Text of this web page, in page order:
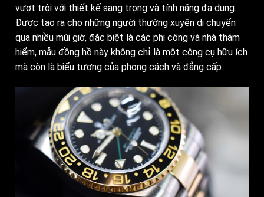
vượt trội với thiết kế sang trọng và tính năng đa dụng.
Được tạo ra cho những người thường xuyên di chuyển
qua nhiều múi giờ, đặc biệt là các phi công và nhà thám
hiểm, mẫu đồng hồ này không chỉ là một công cụ hữu ích
mà còn là biểu tượng của phong cách và đẳng cấp.